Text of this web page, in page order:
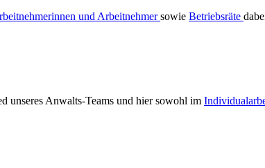
und Arbeitnehmersowie Betriebsräte
unseres Anwalts-Teams und hier sowohl im